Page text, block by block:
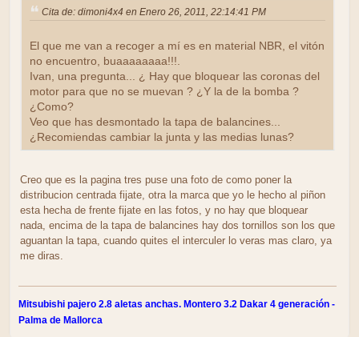
Cita de: dimoni4x4 en Enero 26, 2011, 22:14:41 PM
El que me van a recoger a mí es en material NBR, el vitón
no encuentro, buaaaaaaaa!!!.
Ivan, una pregunta... ¿ Hay que bloquear las coronas del
motor para que no se muevan ? ¿Y la de la bomba ?
¿Como?
Veo que has desmontado la tapa de balancines...
¿Recomiendas cambiar la junta y las medias lunas?
Creo que es la pagina tres puse una foto de como poner la
distribucion centrada fijate, otra la marca que yo le hecho al piñon
esta hecha de frente fijate en las fotos, y no hay que bloquear
nada, encima de la tapa de balancines hay dos tornillos son los que
aguantan la tapa, cuando quites el interculer lo veras mas claro, ya
me diras.
Mitsubishi pajero 2.8 aletas anchas. Montero 3.2 Dakar 4 generación -
Palma de Mallorca